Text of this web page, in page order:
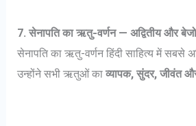
7. सेनापति का ऋतु-वर्णन — अद्वितीय और
सेनापति का ऋतु-वर्णन हिंदी साहित्य में सबसे
उन्होंने सभी ऋतुओं काव्यापक, सुंदर, जीवंत